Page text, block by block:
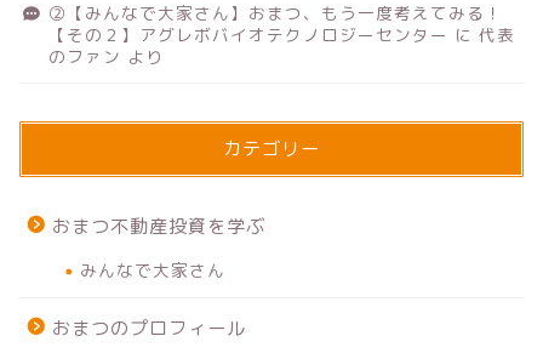
②【みんなで大家さん】おまつ、もう一度考えてみる！
【その２】アグレボバイオテクノロジーセンター に 代表
のファン より
カテゴリー
おまつ不動産投資を学ぶ
みんなで大家さん
おまつのプロフィール